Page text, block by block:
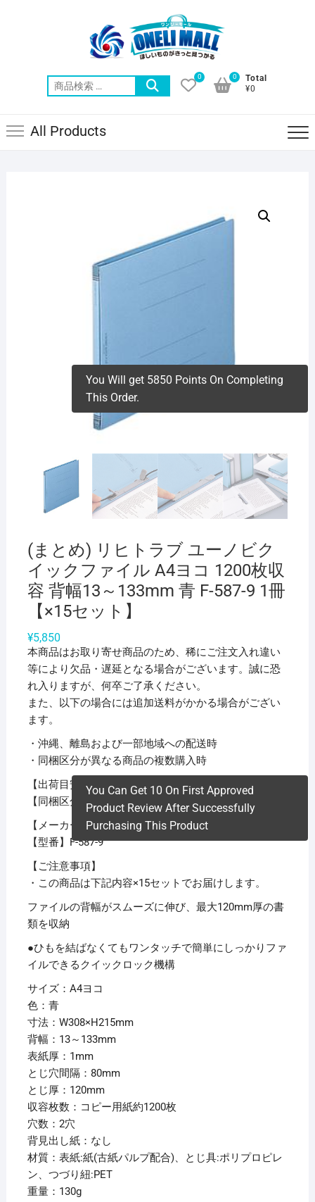
索
0
Total
¥0
0
All Products
(まとめ) リヒトラブ ユーノビク
イックファイル A4ヨコ 1200枚収
容 背幅13～133mm 青 F-587-9 1冊
【×15セット】
¥5,850
本商品はお取り寄せ商品のため、稀にご注文入れ違い
等により欠品・遅延となる場合がございます。誠に恐
れ入りますが、何卒ご了承ください。
また、以下の場合には追加送料がかかる場合がござい
ます。
・沖縄、離島および一部地域への配送時
・同梱区分が異なる商品の複数購入時
【出荷目安】：
1 – 5営業日 ※土日・祝除く
【同梱区分】：
TS 1
【メーカー名】リヒトラブ
【型番】F-587-9
【ご注意事項】
・この商品は下記内容×15セットでお届けします。
ファイルの背幅がスムーズに伸び、最大120mm厚の書
類を収納
●ひもを結ばなくてもワンタッチで簡単にしっかりファ
イルできるクイックロック機構
サイズ：A4ヨコ
色：青
寸法：W308×H215mm
背幅：13～133mm
表紙厚：1mm
とじ穴間隔：80mm
とじ厚：120mm
収容枚数：コピー用紙約1200枚
穴数：2穴
背見出し紙：なし
材質：表紙:紙(古紙パルプ配合)、とじ具:ポリプロピレ
ン、つづり紐:PET
重量：130g
You Will get 5850 Points On Completing
This Order.
You Can Get 10 On First Approved
Product Review After Successfully
Purchasing This Product